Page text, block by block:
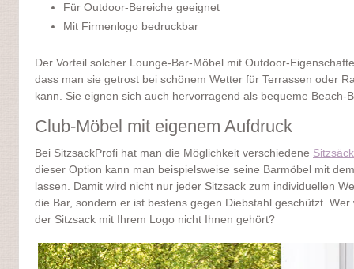
Für Outdoor-Bereiche geeignet
Mit Firmenlogo bedruckbar
Der Vorteil solcher Lounge-Bar-Möbel mit Outdoor-
dass man sie getrost bei schönem Wetter für Terrassen oder
kann. Sie eignen sich auch hervorragend als bequeme Beach-
Club-Möbel mit eigenem Aufdruck
Bei SitzsackProfi hat man die Möglichkeit verschiedene
dieser Option kann man beispielsweise seine Barmöbel mit
lassen. Damit wird nicht nur jeder Sitzsack zum individuellen
die Bar, sondern er ist bestens gegen Diebstahl geschützt.
der Sitzsack mit Ihrem Logo nicht Ihnen gehört?